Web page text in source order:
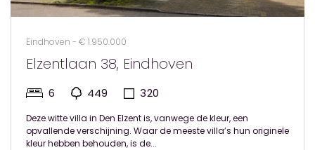
Eindhoven - € 1.950.000
Elzentlaan 38, Eindhoven
6 449 320
Deze witte villa in Den Elzent is, vanwege de kleur, een
opvallende verschijning. Waar de meeste villa’s hun originele
kleur hebben behouden, is de...